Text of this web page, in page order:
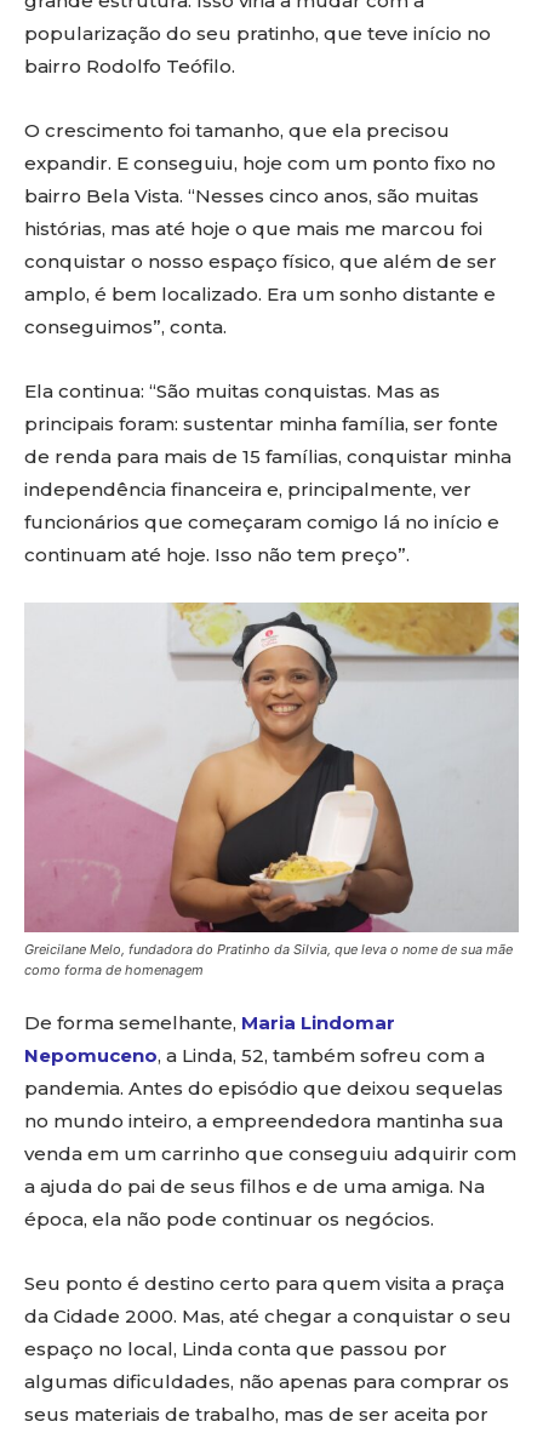
popularização do seu pratinho, que teve início no
bairro Rodolfo Teófilo.
O crescimento foi tamanho, que ela precisou
expandir. E conseguiu, hoje com um ponto fixo no
bairro Bela Vista. “Nesses cinco anos, são muitas
histórias, mas até hoje o que mais me marcou foi
conquistar o nosso espaço físico, que além de ser
amplo, é bem localizado. Era um sonho distante e
conseguimos”, conta.
Ela continua: “São muitas conquistas. Mas as
principais foram: sustentar minha família, ser fonte
de renda para mais de 15 famílias, conquistar minha
independência financeira e, principalmente, ver
funcionários que começaram comigo lá no início e
continuam até hoje. Isso não tem preço”.
Greicilane Melo, fundadora do Pratinho da Silvia, que leva o nome de sua mãe
como forma de homenagem
De forma semelhante, Maria Lindomar
Nepomuceno, a Linda, 52, também sofreu com a
pandemia. Antes do episódio que deixou sequelas
no mundo inteiro, a empreendedora mantinha sua
venda em um carrinho que conseguiu adquirir com
a ajuda do pai de seus filhos e de uma amiga. Na
época, ela não pode continuar os negócios.
Seu ponto é destino certo para quem visita a praça
da Cidade 2000. Mas, até chegar a conquistar o seu
espaço no local, Linda conta que passou por
algumas dificuldades, não apenas para comprar os
seus materiais de trabalho, mas de ser aceita por